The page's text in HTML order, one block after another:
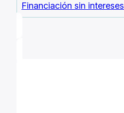
Financiación sin intereses